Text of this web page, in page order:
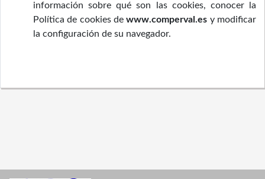
información sobre qué son las cookies, conocer la
Política de cookies dewww.comperval.es y modificar
la configuración de su navegador.